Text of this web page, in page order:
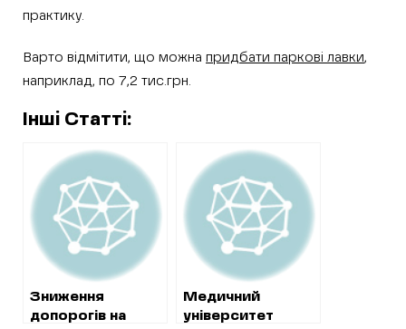
практику.
Варто відмітити, що можна придбати паркові лавки,
наприклад, по 7,2 тис.грн.
Інші Статті:
Зниження
допорогів на
Медичний
університет